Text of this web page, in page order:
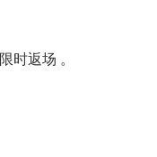
时返场 。